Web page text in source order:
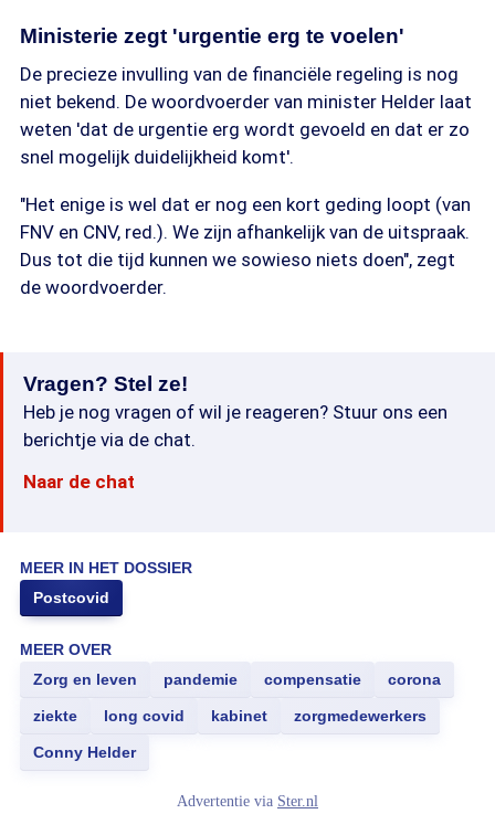
Ministerie zegt 'urgentie erg te voelen'
De precieze invulling van de financiële regeling is nog
niet bekend. De woordvoerder van minister Helder laat
weten 'dat de urgentie erg wordt gevoeld en dat er zo
snel mogelijk duidelijkheid komt'.
"Het enige is wel dat er nog een kort geding loopt (van
FNV en CNV, red.). We zijn afhankelijk van de uitspraak.
Dus tot die tijd kunnen we sowieso niets doen", zegt
de woordvoerder.
Vragen? Stel ze!
Heb je nog vragen of wil je reageren? Stuur ons een
berichtje via de chat.
Naar de chat
MEER IN HET DOSSIER
Postcovid
MEER OVER
Zorg en leven
pandemie compensatie corona
ziekte long covid kabinet zorgmedewerkers
Conny Helder
Advertentie via Ster.nl